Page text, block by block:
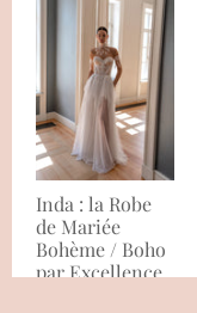
Inda : la Robe
de Mariée
Bohème / Boho
par Excellence.